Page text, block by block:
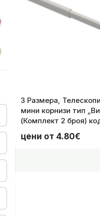
3 Размера,
мини корнизи тип
(Комплект 2 броя)
цени от 4.80€
Алуминиева